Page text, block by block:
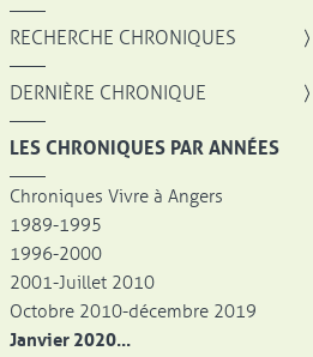
RECHERCHE CHRONIQUES ,
DERNIÈRE CHRONIQUE
LES CHRONIQUES PAR ANNÉES
Chroniques Vivre à Angers
1989-1995
1996-2000
2001-Juillet 2010
Octobre 2010-décembre 2019
Janvier 2020...